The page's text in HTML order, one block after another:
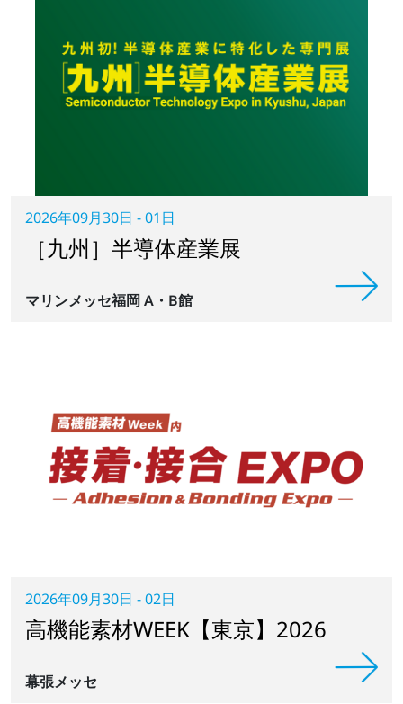
2026年09月30日 - 01日
［九州］半導体産業展
マリンメッセ福岡 A・B館
2026年09月30日 - 02日
高機能素材WEEK【東京】2026
幕張メッセ